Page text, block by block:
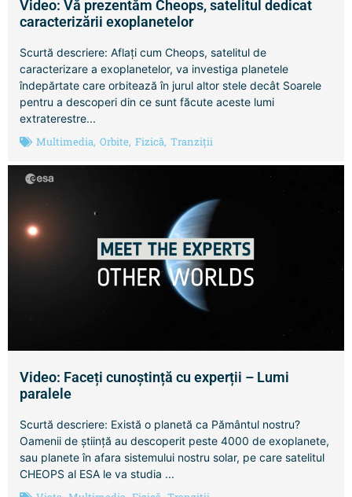
Video: Vă prezentăm Cheops, satelitul dedicat
caracterizării exoplanetelor
Scurtă descriere: Aflați cum Cheops, satelitul de
caracterizare a exoplanetelor, va investiga planetele
îndepărtate care orbitează în jurul altor stele decât Soarele
pentru a descoperi din ce sunt făcute aceste lumi
extraterestre...
Multimedia, Orbite, Fizică, Tranziții
Video: Faceți cunoștință cu experții – Lumi
paralele
Scurtă descriere: Există o planetă ca Pământul nostru?
Oamenii de știință au descoperit peste 4000 de exoplanete,
sau planete în afara sistemului nostru solar, pe care satelitul
CHEOPS al ESA le va studia ...